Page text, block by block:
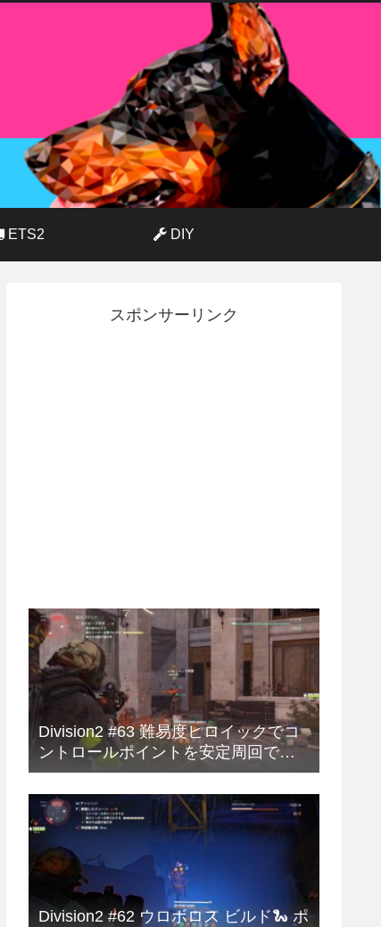
ETS2 DIY
スポンサーリンク
Division2 #63 難易度ヒロイックでコ
ントロールポイントを安定周回でき
る強力ビルド
Division2 #62 ウロボロス ビルド🐍 ポ